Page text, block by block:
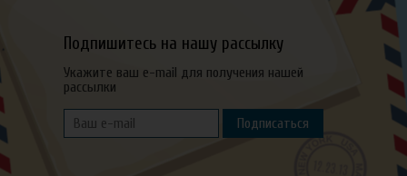
Подпишитесь на нашу рассылку
Укажите ваш e-mail для получения нашей
рассылки
Подписаться